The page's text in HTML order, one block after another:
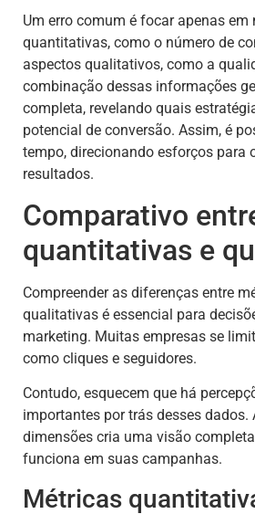
Um erro comum é focar apenas em
quantitativas, como o número de
aspectos qualitativos, como a
combinação dessas informações
completa, revelando quais
potencial de conversão. Assim, é
tempo, direcionando esforços para
resultados.
Comparativo
quantitativas e
Compreender as diferenças entre
qualitativas é essencial para
marketing. Muitas empresas se
como cliques e seguidores.
Contudo, esquecem que há
importantes por trás desses dados.
dimensões cria uma visão
funciona em suas campanhas.
Métricas